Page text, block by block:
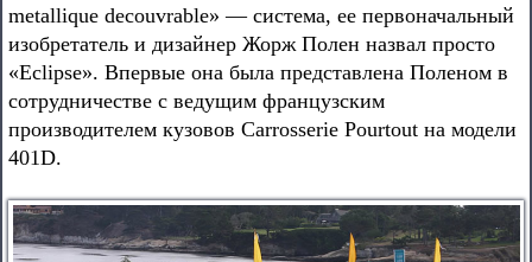
metallique decouvrable» — система, ее первоначальный
изобретатель и дизайнер Жорж Полен назвал просто
«Eclipse». Впервые она была представлена Поленом в
сотрудничестве с ведущим французским
производителем кузовов Carrosserie Pourtout на модели
401D.